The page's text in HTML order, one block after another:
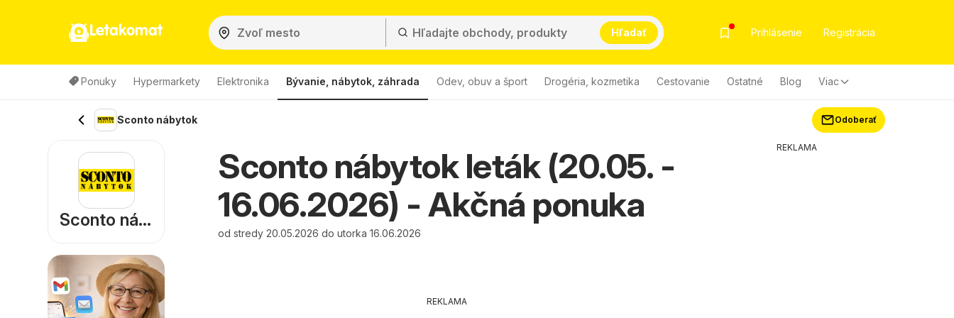
Letakomat Hľadať Prihlásenie Registrácia
Ponuky Hypermarkety Elektronika Bývanie, nábytok, záhrada Odev, obuv a šport Drogéria, kozmetika Cestovanie Ostatné Blog Viac
Sconto nábytok Odoberať
Sconto nábytok leták (20.05. -
16.06.2026) - Akčná ponuka
od stredy 20.05.2026 do utorka 16.06.2026
REKLAMA
Sconto nábytok
REKLAMA